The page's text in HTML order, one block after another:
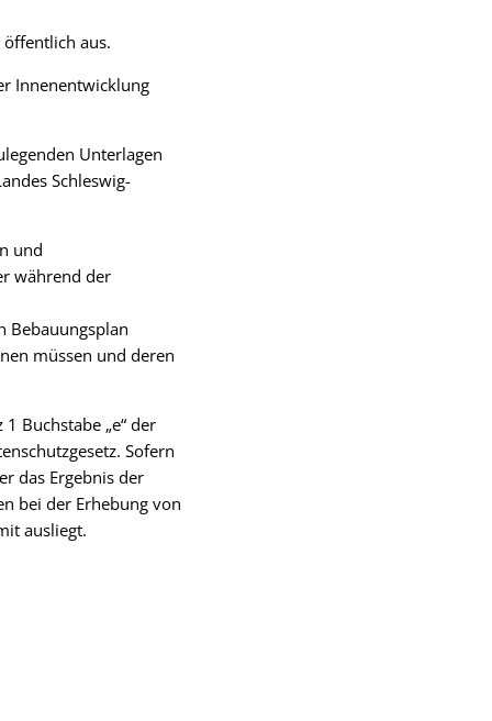
aus.
Innenentwicklung
Unterlagen
Schleswig-
und
während der
Bebauungsplan
müssen und deren
Buchstabe „e“ der
Sofern
das Ergebnis der
bei der Erhebung von
ausliegt.